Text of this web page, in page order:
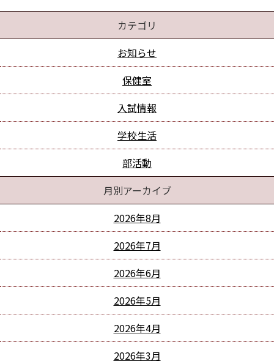
カテゴリ
お知らせ
保健室
入試情報
学校生活
部活動
月別アーカイブ
2026年8月
2026年7月
2026年6月
2026年5月
2026年4月
2026年3月